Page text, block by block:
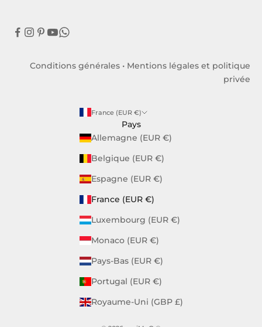
Conditions générales • Mentions légales et politique
privée
France (EUR €)
Pays
Allemagne (EUR €)
Belgique (EUR €)
Espagne (EUR €)
France (EUR €)
Luxembourg (EUR €)
Monaco (EUR €)
Pays-Bas (EUR €)
Portugal (EUR €)
Royaume-Uni (GBP £)